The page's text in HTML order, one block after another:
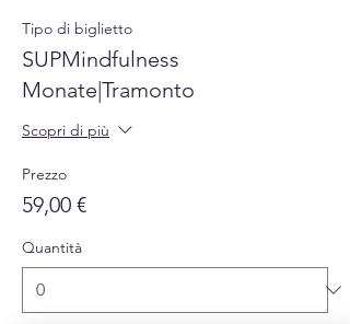
Tipo di biglietto
SUPMindfulness
Monate|Tramonto
Scopri di più
Prezzo
59,00 €
Quantità